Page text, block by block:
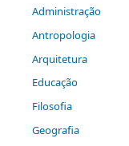
Administração
Antropologia
Arquitetura
Educação
Filosofia
Geografia